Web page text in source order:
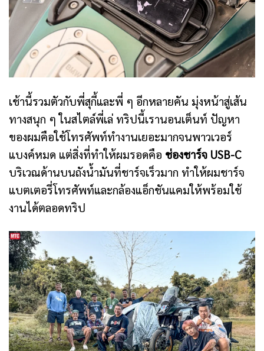
เช้านี้รวมตัวกับพี่สุกี้และพี่ ๆ อีกหลายคัน มุ่งหน้าสู่เส้น
ทางสนุก ๆ ในสไตล์พี่เล่ ทริปนี้เรานอนเต็นท์ ปัญหา
ของผมคือใช้โทรศัพท์ทำงานเยอะมากจนพาวเวอร์
แบงค์หมด แต่สิ่งที่ทำให้ผมรอดคือ ช่องชาร์จ USB-C
บริเวณด้านบนถังน้ำมันที่ชาร์จเร็วมาก ทำให้ผมชาร์จ
แบตเตอรี่โทรศัพท์และกล้องแอ็กชันแคมให้พร้อมใช้
งานได้ตลอดทริป